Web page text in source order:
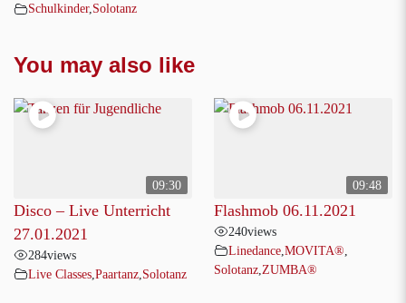
Schulkinder, Solotanz
You may also like
09:30
Disco – Live Unterricht
27.01.2021
284views
Live Classes Paartanz Solotanz
09:48
Flashmob 06.11.2021
240views
Linedance MOVITA®
Solotanz ZUMBA®